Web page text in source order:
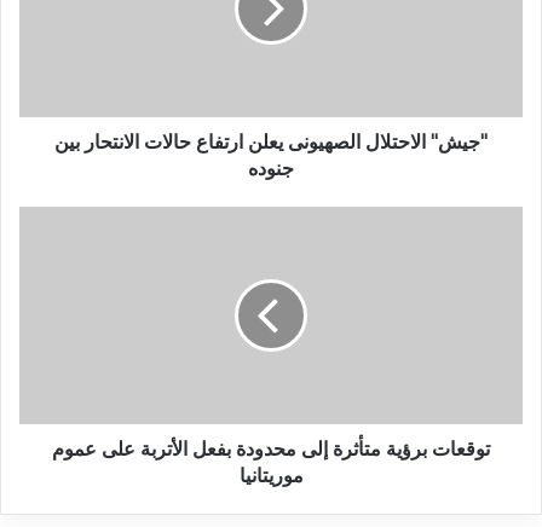
"جيش" الاحتلال الصهيونى يعلن ارتفاع حالات الانتحار بين
جنوده
توقعات برؤية متأثرة إلى محدودة بفعل الأتربة على عموم
موريتانيا